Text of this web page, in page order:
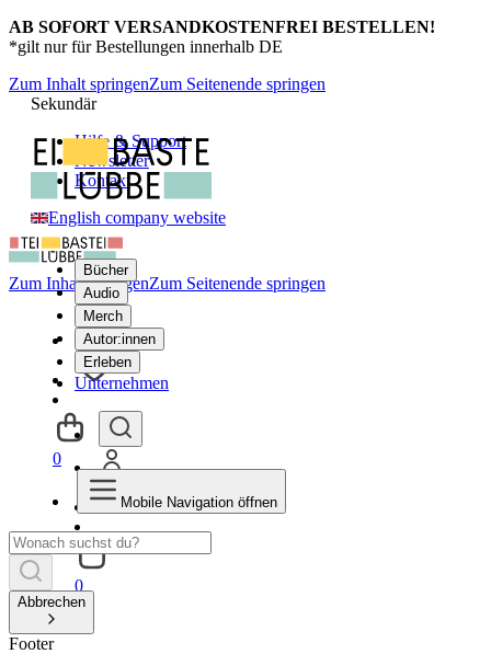
AB SOFORT VERSANDKOSTENFREI BESTELLEN!
*gilt nur für Bestellungen innerhalb DE
Zum Inhalt springenZum Seitenende springen
Sekundär
Hilfe & Support
Newsletter
Kontakt
English company website
Bücher
Audio
Merch
Autor:innen
Erleben
Unternehmen
0
Zum Inhalt springenZum Seitenende springen
0
Mobile Navigation öffnen
Abbrechen
Footer